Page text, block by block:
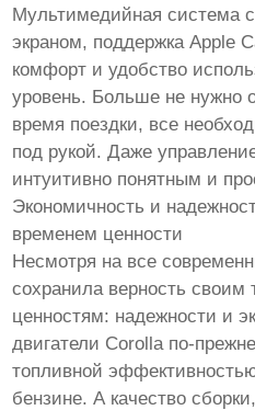
Мультимедийная система
экраном, поддержка Apple
комфорт и удобство
уровень. Больше не нужно
время поездки, все
под рукой. Даже
интуитивно понятным и
Экономичность и
временем ценности
Несмотря на все
сохранила верность
ценностям: надежности и
двигатели Corolla по-
топливной
бензине. А качество